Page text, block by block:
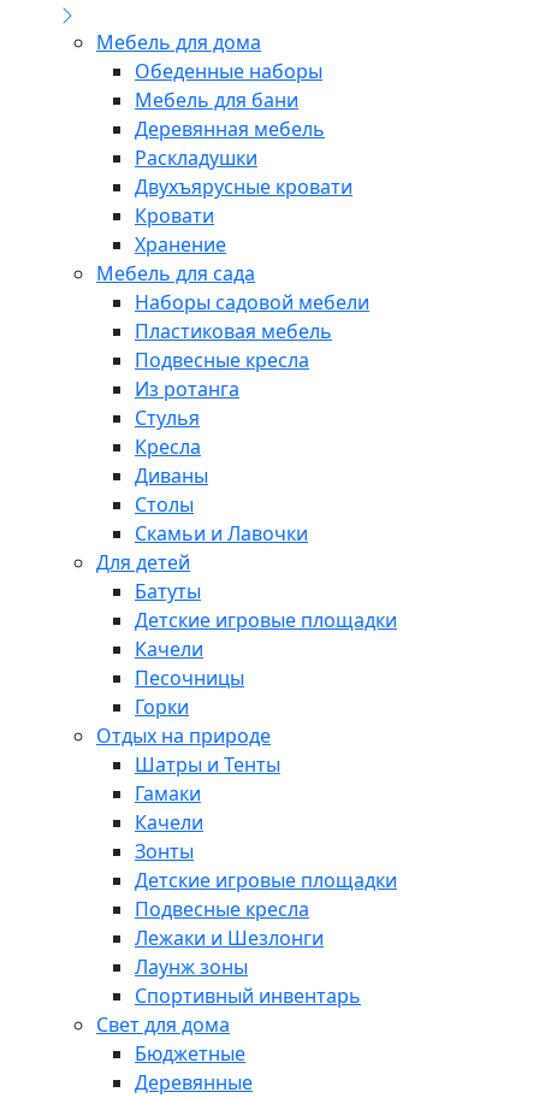
Мебель для дома
Обеденные наборы
Мебель для бани
Деревянная мебель
Раскладушки
Двухъярусные кровати
Кровати
Хранение
Мебель для сада
Наборы садовой мебели
Пластиковая мебель
Подвесные кресла
Из ротанга
Стулья
Кресла
Диваны
Столы
Скамьи и Лавочки
Для детей
Батуты
Детские игровые площадки
Качели
Песочницы
Горки
Отдых на природе
Шатры и Тенты
Гамаки
Качели
Зонты
Детские игровые площадки
Подвесные кресла
Лежаки и Шезлонги
Лаунж зоны
Спортивный инвентарь
Свет для дома
Бюджетные
Деревянные